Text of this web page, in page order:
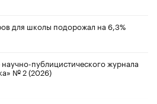
для школы подорожал на 6,3%
публицистического журнала
№ 2 (2026)